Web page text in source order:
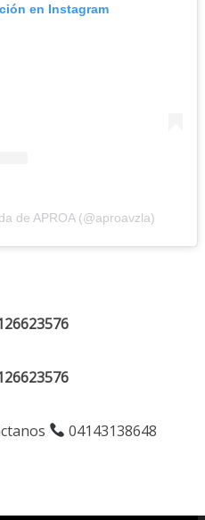
en Instagram
de APROA (@aproavzla)
04143138648